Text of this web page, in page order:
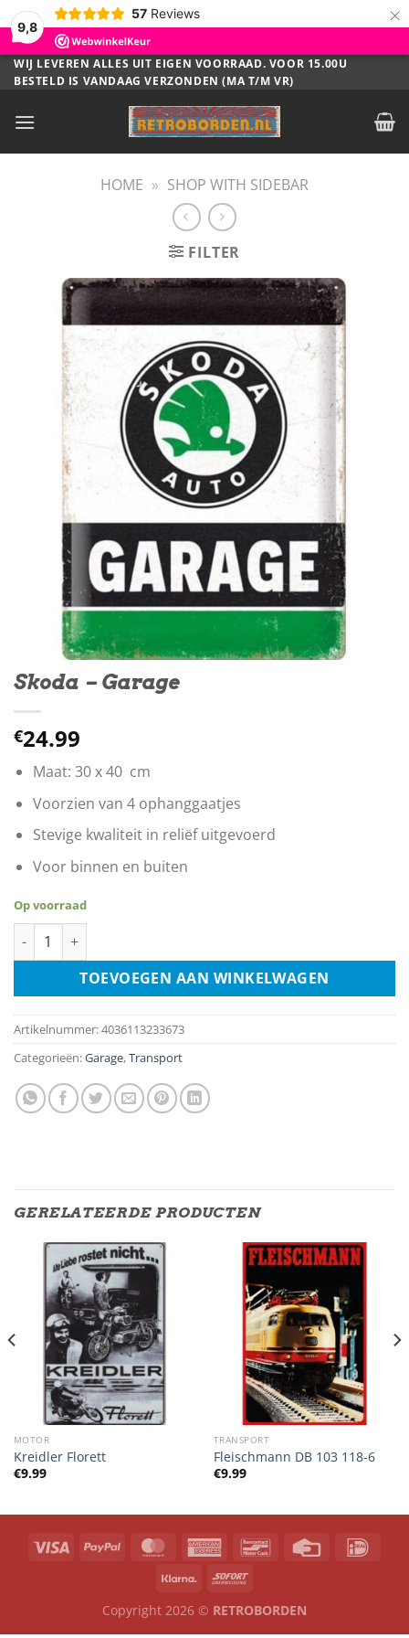
9,8
57 Reviews ×
Ga
naar
WIJ LEVEREN ALLES UIT EIGEN VOORRAAD. VOOR 15.00U
BESTELD IS VANDAAG VERZONDEN (MA T/M VR)
HOME » SHOP WITH SIDEBAR
FILTER
Skoda – Garage
€24.99
Maat: 30 x 40 cm
Voorzien van 4 ophanggaatjes
Stevige kwaliteit in reliëf uitgevoerd
Voor binnen en buiten
Op voorraad
Skoda - Garage aantal
TOEVOEGEN AAN WINKELWAGEN
Artikelnummer:4036113233673
Categorieën:Garage,Transport
GERELATEERDE PRODUCTEN
MOTOR
Kreidler Florett
€9.99
TRANSPORT
Fleischmann DB 103 118-6
€9.99
Copyright 2026 © RETROBORDEN